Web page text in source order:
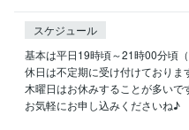
スケジュール
基本は平日19時頃～21時00分頃（
休日は不定期に受け付けておりま
木曜日はお休みすることが多いで
お気軽にお申し込みくださいね♪